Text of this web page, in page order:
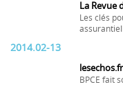
La Revue
Les clés
2014.02-13
lesechos.fr
BPCE fait